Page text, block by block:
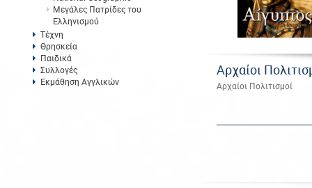
Μεγάλες Πατρίδες του
Ελληνισμού
Τέχνη
Θρησκεία
Παιδικά
Συλλογές
Εκμάθηση Αγγλικών
Αρχαίοι
Αρχαίοι Πολιτισμοί